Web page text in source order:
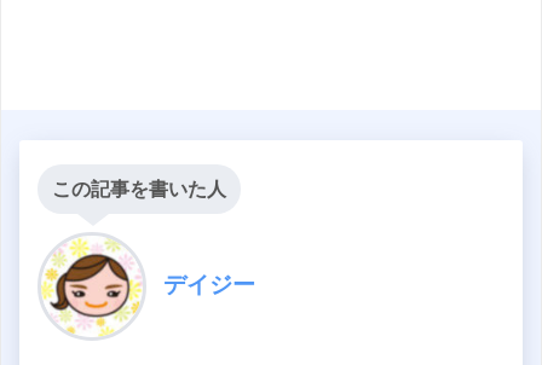
この記事を書いた人
デイジー